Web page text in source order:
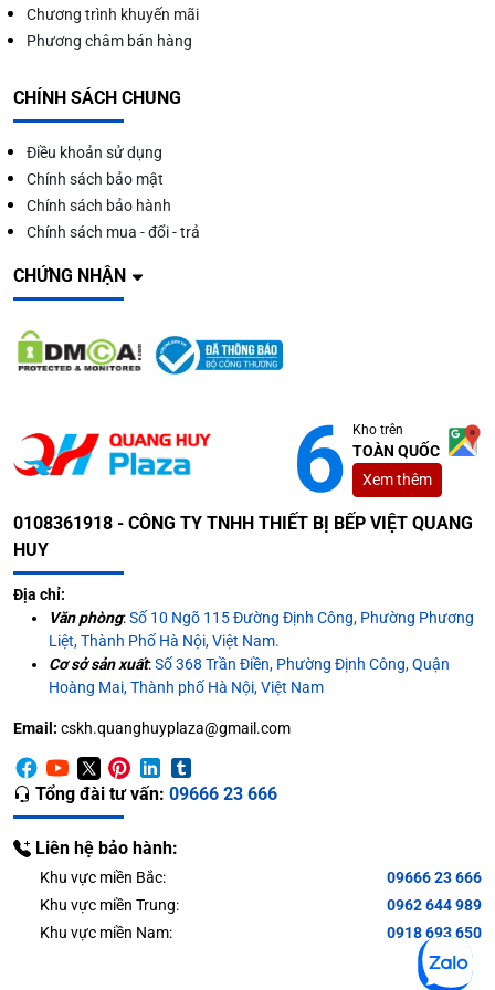
Lợi ích máy làm đá viên
đá viên
2 lớp vỏ máy (cả bên trong và bên ngoài) được gia công
năm. Sự bền bỉ này được đánh giá bởi khả năng chống
oxy hóa, chống va đập của chất liệu.
Như vậy, khi sử dụng máy làm đá viên công nghiệp
được cung ứng bởi Quang Huy Plaza, quý khách không
phải lo lắng về tuổi thọ, chất lượng của sản phẩm.
Chương trình khuyến mãi
Phương châm bán hàng
CHÍNH SÁCH CHUNG
Điều khoản sử dụng
Chính sách bảo mật
Chính sách bảo hành
Chính sách mua - đổi - trả
CHỨNG NHẬN
Kho trên
TOÀN QUỐC
Xem thêm
0108361918 - CÔNG TY TNHH THIẾT BỊ BẾP VIỆT QUANG
HUY
Địa chỉ:
Văn phòng:Số 10 Ngõ 115 Đường Định Công, Phường Phương
Liệt, Thành Phố Hà Nội, Việt Nam.
Cơ sở sản xuất:Số 368 Trần Điền, Phường Định Công, Quận
Hoàng Mai, Thành phố Hà Nội, Việt Nam
Email: cskh.quanghuyplaza@gmail.com
Tổng đài tư vấn: 09666 23 666
Liên hệ bảo hành:
Khu vực miền Bắc:
09666 23 666
Khu vực miền Trung:
0962 644 989
Khu vực miền Nam:
0918 693 650